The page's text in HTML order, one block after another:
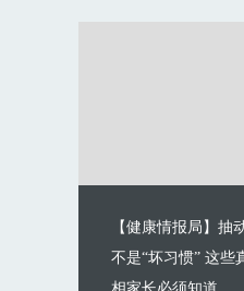
【健康情报局】抽
不是“坏习惯” 这些